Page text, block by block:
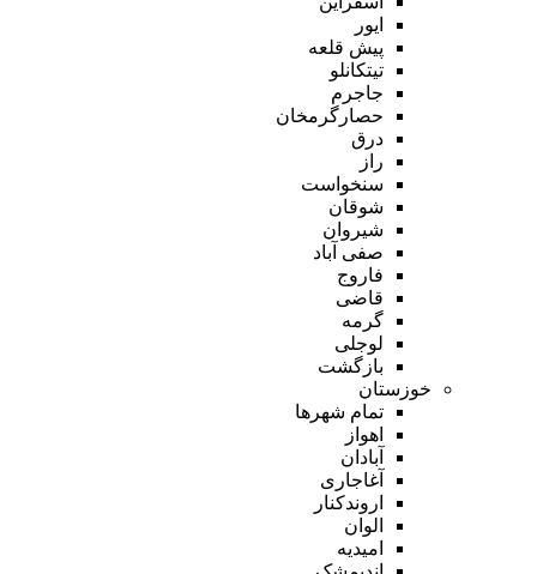
ایور
پیش قلعه
تیتکانلو
جاجرم
حصارگرمخان
درق
راز
سنخواست
شوقان
شیروان
صفی آباد
فاروج
قاضی
گرمه
لوجلی
بازگشت
خوزستان
تمام شهر‌ها
اهواز
آبادان
آغاجاری
اروندکنار
الوان
امیدیه